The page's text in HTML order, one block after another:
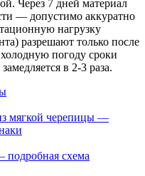
Через 7 дней материал
— допустимо аккуратно
нагрузку
разрешают только после
погоду сроки
в 2-3 раза.
мягкой черепицы —
подробная схема